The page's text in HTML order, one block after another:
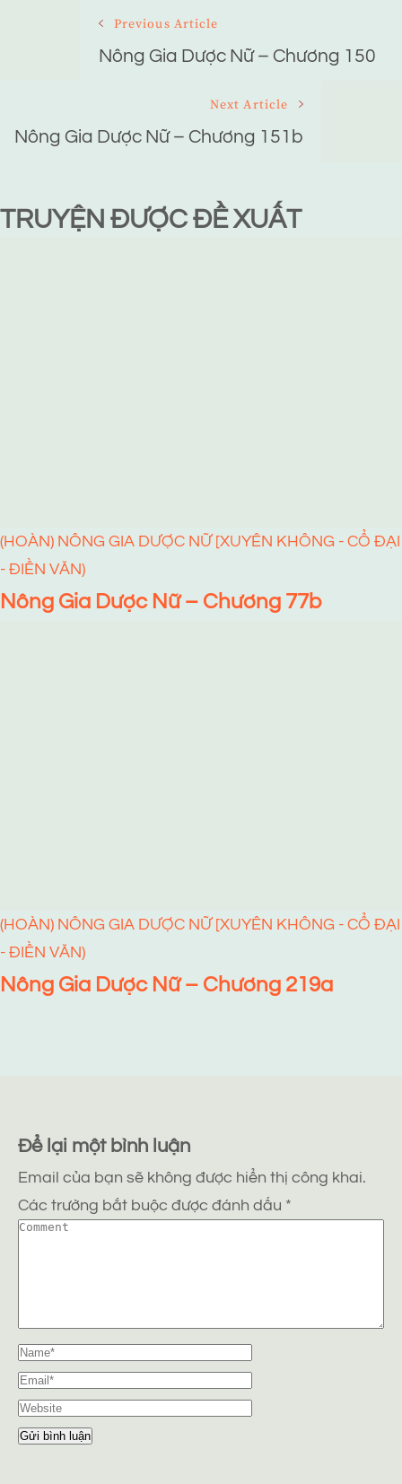
Navigation
Previous Article
Nông Gia Dược Nữ – Chương 150
Next Article
Nông Gia Dược Nữ – Chương 151b
TRUYỆN ĐƯỢC ĐỀ XUẤT
(HOÀN) NÔNG GIA DƯỢC NỮ [XUYÊN KHÔNG - CỔ ĐẠI
- ĐIỀN VĂN)
Nông Gia Dược Nữ – Chương 77b
(HOÀN) NÔNG GIA DƯỢC NỮ [XUYÊN KHÔNG - CỔ ĐẠI
- ĐIỀN VĂN)
Nông Gia Dược Nữ – Chương 219a
Để lại một bình luận
Email của bạn sẽ không được hiển thị công khai.
Các trường bắt buộc được đánh dấu *